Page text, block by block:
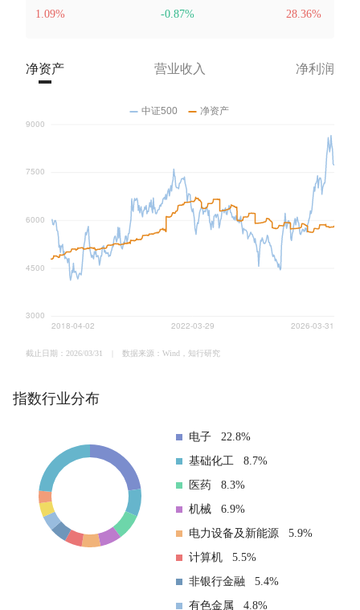
1.09% -0.87% 28.36%
净资产 营业收入 净利润
截止日期：2026/03/31 数据来源：Wind，知行研究
指数行业分布
电子
22.8%
基础化工
8.7%
医药
8.3%
机械
6.9%
电力设备及新能源
5.9%
计算机
5.5%
非银行金融
5.4%
有色金属
4.8%